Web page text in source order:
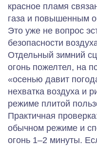
красное пламя
газа и повышенным
Это уже не вопрос
безопасности
Отдельный зимний
огонь пожелтел, на
«осенью давит
нехватка воздуха и
режиме плитой
Практичная
обычном режиме и
огонь 1–2 минуты.